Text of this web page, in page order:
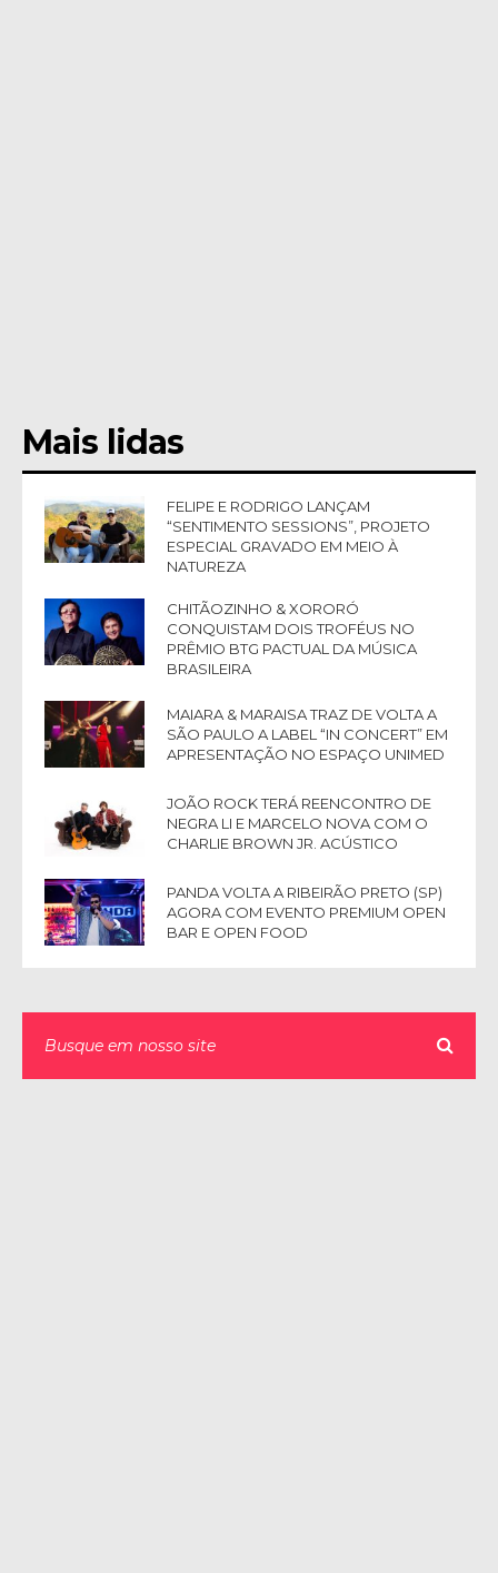
Mais lidas
FELIPE E RODRIGO LANÇAM
“SENTIMENTO SESSIONS”, PROJETO
ESPECIAL GRAVADO EM MEIO À
NATUREZA
CHITÃOZINHO & XORORÓ
CONQUISTAM DOIS TROFÉUS NO
PRÊMIO BTG PACTUAL DA MÚSICA
BRASILEIRA
MAIARA & MARAISA TRAZ DE VOLTA A
SÃO PAULO A LABEL “IN CONCERT” EM
APRESENTAÇÃO NO ESPAÇO UNIMED
JOÃO ROCK TERÁ REENCONTRO DE
NEGRA LI E MARCELO NOVA COM O
CHARLIE BROWN JR. ACÚSTICO
PANDA VOLTA A RIBEIRÃO PRETO (SP)
AGORA COM EVENTO PREMIUM OPEN
BAR E OPEN FOOD